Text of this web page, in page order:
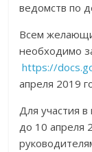
ведомств по
Всем
необходимо
https://
апреля 2019
Для участия
до 10 апреля